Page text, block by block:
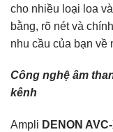
cho nhiều loại loa
bằng, rõ nét và
nhu cầu của bạn về
Công nghệ âm
kênh
Ampli DENON